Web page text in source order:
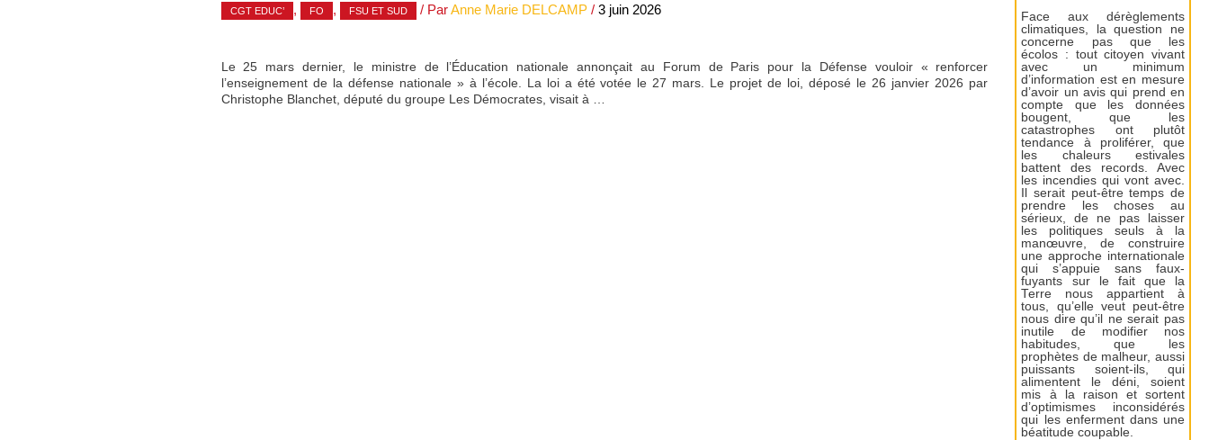
CGT EDUC’ , FO , FSU ET SUD / ParAnne Marie DELCAMP / 3 juin 2026
Le 25 mars dernier, le ministre de l’Éducation nationale annonçait au Forum de Paris pour la Défense vouloir « renforcer
l’enseignement de la défense nationale » à l’école. La loi a été votée le 27 mars. Le projet de loi, déposé le 26 janvier 2026 par
Christophe Blanchet, député du groupe Les Démocrates, visait à …
Face aux dérèglements
climatiques, la question ne
concerne pas que les
écolos : tout citoyen vivant
avec un minimum
d’information est en mesure
d’avoir un avis qui prend en
compte que les données
bougent, que les
catastrophes ont plutôt
tendance à proliférer, que
les chaleurs estivales
battent des records. Avec
les incendies qui vont avec.
Il serait peut-être temps de
prendre les choses au
sérieux, de ne pas laisser
les politiques seuls à la
manœuvre, de construire
une approche internationale
qui s’appuie sans faux-
fuyants sur le fait que la
Terre nous appartient à
tous, qu’elle veut peut-être
nous dire qu’il ne serait pas
inutile de modifier nos
habitudes, que les
prophètes de malheur, aussi
puissants soient-ils, qui
alimentent le déni, soient
mis à la raison et sortent
d’optimismes inconsidérés
qui les enferment dans une
béatitude coupable.